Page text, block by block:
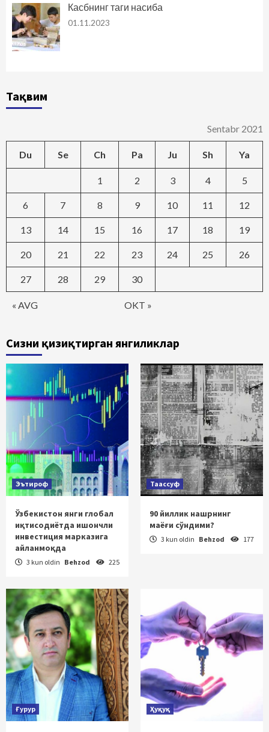
Касбнинг таги насиба
01.11.2023
Тақвим
Sentabr 2021
Du Se Ch Pa Ju Sh Ya
« AVG OKT »
1 2 3 4 5
6 7 8 9 10 11 12
13 14 15 16 17 18 19
20 21 22 23 24 25 26
27 28 29 30
Сизни қизиқтирган янгиликлар
Эътироф
Ўзбекистон янги глобал
иқтисодиётда ишончли
инвестиция марказига
айланмоқда
3 kun oldin Behzod 225
Таассуф
90 йиллик нашрнинг
маёғи сўндими?
3 kun oldin Behzod 177
Ғурур Ҳуқуқ